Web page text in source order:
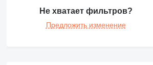
Не хватает фильтров?
Предложить изменение